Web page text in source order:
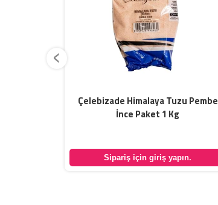
Çelebizade Himalaya Tuzu Pembe
İnce Paket 1 Kg
Sipariş için giriş yapın.
‹